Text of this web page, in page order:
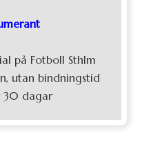
på Fotboll Sthlm
utan bindningstid
30 dagar